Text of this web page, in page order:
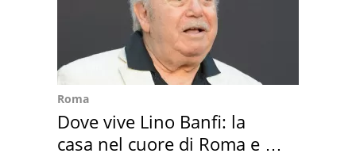
Roma
Dove vive Lino Banfi: la
casa nel cuore di Roma e i